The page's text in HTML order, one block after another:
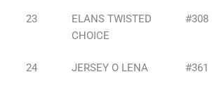
23
ELANS TWISTED
CHOICE
#308
24 JERSEY O LENA #361